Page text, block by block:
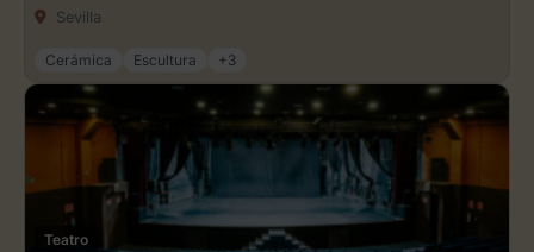
Sevilla
Cerámica Escultura +3
Teatro